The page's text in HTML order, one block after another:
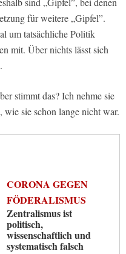
für weitere „Gipfel”.
um tatsächliche Politik
mit. Über nichts lässt sich
stimmt das? Ich nehme sie
wie sie schon lange nicht war.
CORONA GEGEN
FÖDERALISMUS
Zentralismus ist
politisch,
wissenschaftlich und
systematisch falsch